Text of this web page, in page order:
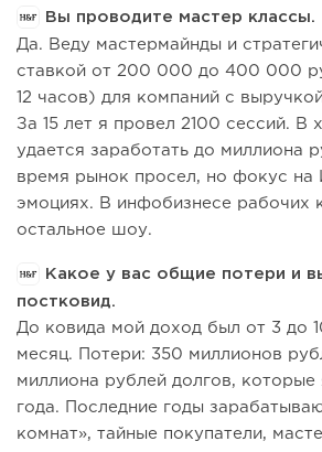
Вы проводите мастер классы.
Да. Веду мастермайнды и
ставкой от 200 000 до 400 000
12 часов) для компаний с
За 15 лет я провел 2100 сессий. В
удается заработать до миллиона
время рынок просел, но фокус на
эмоциях. В инфобизнесе рабочих
остальное шоу.
Какое у вас общие потери и
постковид.
До ковида мой доход был от 3 до
месяц. Потери: 350 миллионов
миллиона рублей долгов, которые
года. Последние годы
комнат», тайные покупатели,